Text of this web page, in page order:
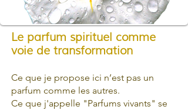
Le parfum spirituel comme
voie de transformation
Ce que je propose ici n’est pas un
parfum comme les autres.
Ce que j'appelle "Parfums vivants" se